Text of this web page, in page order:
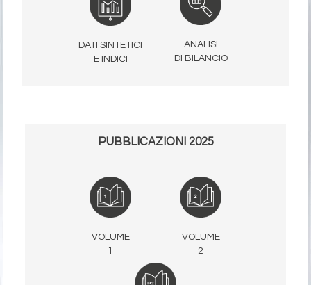
DATI SINTETICI
E INDICI
ANALISI
DI BILANCIO
PUBBLICAZIONI 2025
VOLUME
1
VOLUME
2